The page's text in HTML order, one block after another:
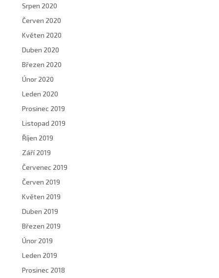
Srpen 2020
Červen 2020
Květen 2020
Duben 2020
Březen 2020
Únor 2020
Leden 2020
Prosinec 2019
Listopad 2019
Říjen 2019
Září 2019
Červenec 2019
Červen 2019
Květen 2019
Duben 2019
Březen 2019
Únor 2019
Leden 2019
Prosinec 2018